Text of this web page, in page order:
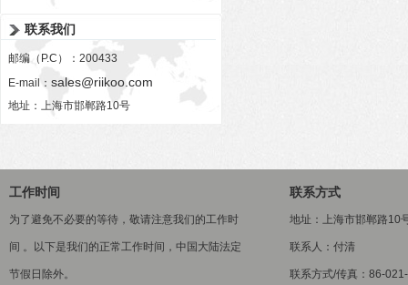
联系我们
邮编（P.C）：200433
E-mail： sales@riikoo.com
地址：上海市邯郸路10号
工作时间
为了避免不必要的等待，敬请注意我们的工作时
间 。以下是我们的正常工作时间，中国大陆法定
节假日除外。
联系方式
地址：上海市邯郸路10
联系人：付清
联系方式/传真：86-